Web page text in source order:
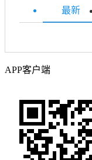
最新
APP客户端